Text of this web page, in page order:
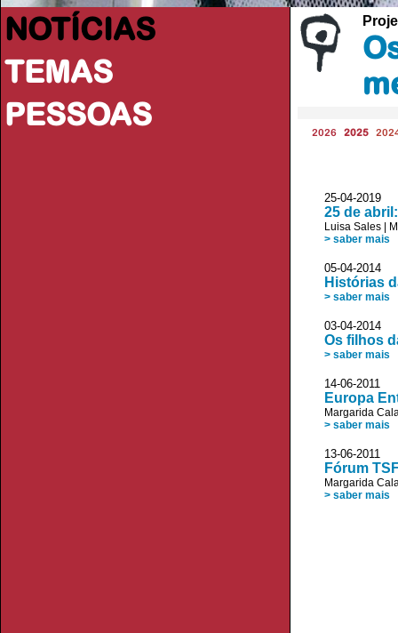
NOTÍCIAS
TEMAS
PESSOAS
2026 2025
25-04-2019
25 de
Luisa Sales
> saber mais
05-04-2014
Histórias
> saber mais
03-04-
Os filhos
> saber mais
14-06-2011
Europa
Margarida
> saber mais
13-06-
Fórum
Margarida
> saber mais